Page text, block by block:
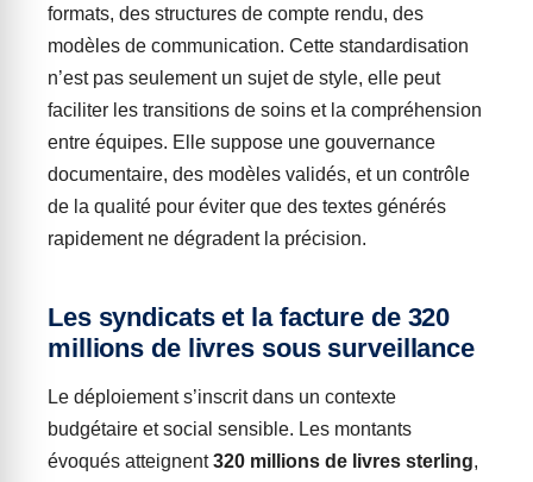
formats, des structures de compte rendu, des
modèles de communication. Cette standardisation
n’est pas seulement un sujet de style, elle peut
faciliter les transitions de soins et la compréhension
entre équipes. Elle suppose une gouvernance
documentaire, des modèles validés, et un contrôle
de la qualité pour éviter que des textes générés
rapidement ne dégradent la précision.
Les syndicats et la facture de 320
millions de livres sous surveillance
Le déploiement s’inscrit dans un contexte
budgétaire et social sensible. Les montants
évoqués atteignent320 millions de livres sterling,